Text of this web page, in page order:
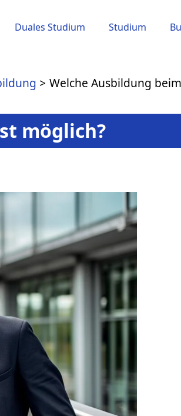
Duales Studium Studium
Welche Ausbildung
möglich?